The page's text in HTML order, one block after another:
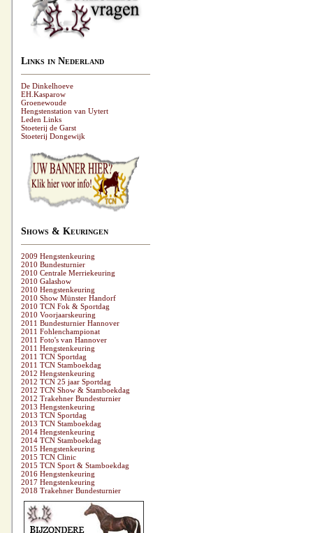
Links in Nederland
De Dinkelhoeve
EH.Kasparow
Groenewoude
Hengstenstation van Uytert
Leden Links
Stoeterij de Garst
Stoeterij Dongewijk
Shows & Keuringen
2009 Hengstenkeuring
2010 Bundesturnier
2010 Centrale Merriekeuring
2010 Galashow
2010 Hengstenkeuring
2010 Show Münster Handorf
2010 TCN Fok & Sportdag
2010 Voorjaarskeuring
2011 Bundesturnier Hannover
2011 Fohlenchampionat
2011 Foto's van Hannover
2011 Hengstenkeuring
2011 TCN Sportdag
2011 TCN Stamboekdag
2012 Hengstenkeuring
2012 TCN 25 jaar Sportdag
2012 TCN Show & Stamboekdag
2012 Trakehner Bundesturnier
2013 Hengstenkeuring
2013 TCN Sportdag
2013 TCN Stamboekdag
2014 Hengstenkeuring
2014 TCN Stamboekdag
2015 Hengstenkeuring
2015 TCN Clinic
2015 TCN Sport & Stamboekdag
2016 Hengstenkeuring
2017 Hengstenkeuring
2018 Trakehner Bundesturnier